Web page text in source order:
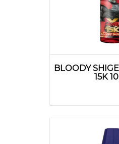
BLOODY
15K